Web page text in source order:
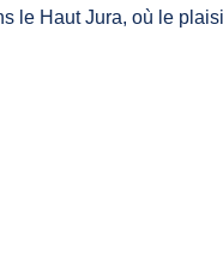
le Haut Jura, où le